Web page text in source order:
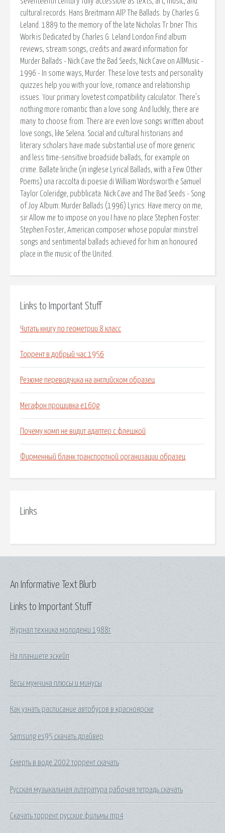
cultural records. Hans Breitmann All? The Ballads. by Charles G.
Leland. 1889 to the memory of the late Nicholas Tr bner This
Work is Dedicated by Charles G. Leland London Find album
reviews, stream songs, credits and award information for
Murder Ballads - Nick Cave the Bad Seeds, Nick Cave on AllMusic -
1996 - In some ways, Murder. These love tests and personality
quizzes help you with your love, romance and relationship
issues. Your primary lovetest compatibility calculator. There's
nothing more romantic than a love song. And luckily, there are
many to choose from. There are even love songs written about
love songs, like Selena. Social and cultural historians and
literary scholars have made substantial use of more generic
and less time-sensitive broadside ballads, for example on
crime. Ballate liriche (in inglese Lyrical Ballads, with a Few Other
Poems) una raccolta di poesie di William Wordsworth e Samuel
Taylor Coleridge, pubblicata. Nick Cave and The Bad Seeds - Song
of Joy Album: Murder Ballads (1996) Lyrics: Have mercy on me,
sir Allow me to impose on you I have no place Stephen Foster:
Stephen Foster, American composer whose popular minstrel
songs and sentimental ballads achieved for him an honoured
place in the music of the United.
Links to Important Stuff
Читать книгу по геометрии 8 класс
Торрент в добрый час 1956
Резюме переводчика на английском образец
Мегафон прошивка e160g
Почему комп не видит адаптер с флешкой
Фирменный бланк транспортной организации образец
Links
Links to Important Stuff
Журнал техника молодежи 1988г
На планшете эскейп
Весы мужчина плюсы и минусы
Как узнать расписание автобусов в красноярске
Samsung es95 скачать драйвер
Смерть в воде 2002 торрент скачать
Русская музыкальная литература рабочая тетрадь скачать
Скачать торрент русские фильмы mp4
An Informative Text Blurb